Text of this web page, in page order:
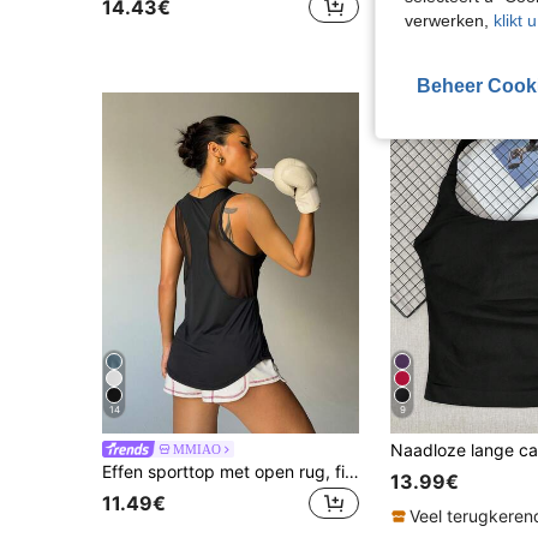
14.43€
13.85€
14
MMIAO
Effen sporttop met open rug, fitnessvest, gaming outfit
11.49€
9
13.99€
Veel
verwerken, klikt
Beheer